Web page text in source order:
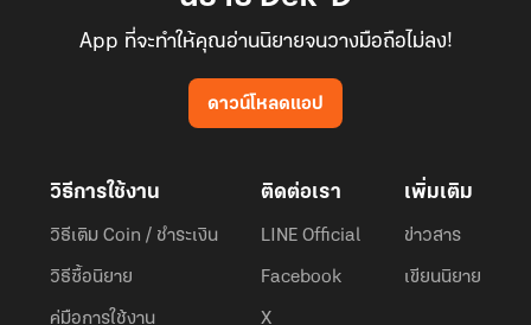
App ที่จะทำให้คุณอ่านนิยายจนวางมือถือไม่ลง!
ดาวน์โหลดแอป
วิธีการใช้งาน
วิธีเติม Coin / ชำระเงิน
วิธีซื้อนิยาย
คู่มือการใช้งาน
ติดต่อเรา
LINE Official
Facebook
X
เพิ่มเติม
ข่าวสาร
เขียนนิยาย